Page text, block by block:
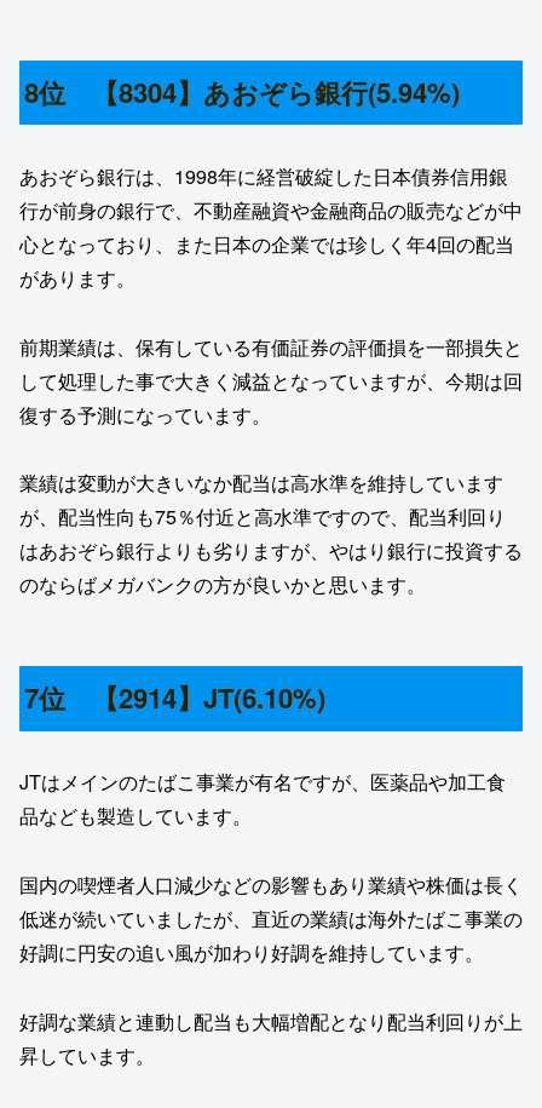
8位 【8304】あおぞら銀行(5.94%)
あおぞら銀行は、1998年に経営破綻した日本債券信用銀
行が前身の銀行で、不動産融資や金融商品の販売などが中
心となっており、また日本の企業では珍しく年4回の配当
があります。
前期業績は、保有している有価証券の評価損を一部損失と
して処理した事で大きく減益となっていますが、今期は回
復する予測になっています。
業績は変動が大きいなか配当は高水準を維持しています
が、配当性向も75％付近と高水準ですので、配当利回り
はあおぞら銀行よりも劣りますが、やはり銀行に投資する
のならばメガバンクの方が良いかと思います。
7位 【2914】JT(6.10%)
JTはメインのたばこ事業が有名ですが、医薬品や加工食
品なども製造しています。
国内の喫煙者人口減少などの影響もあり業績や株価は長く
低迷が続いていましたが、直近の業績は海外たばこ事業の
好調に円安の追い風が加わり好調を維持しています。
好調な業績と連動し配当も大幅増配となり配当利回りが上
昇しています。